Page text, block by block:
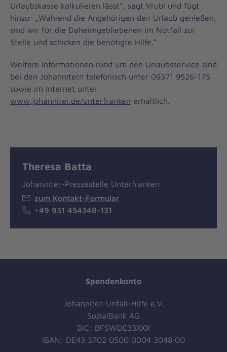
Urlaubskasse kalkulieren lässt“, sagt Vrubl und fügt
hinzu: „Während die Angehörigen den Urlaub genießen,
sind wir für die Daheimgebliebenen im Notfall zur
Stelle und schicken die benötigte Hilfe.“
Weitere Informationen rund um den Urlaubsservice sind
bei den Johannitern telefonisch unter 09371 9526-175
sowie im Internet unter
www.johanniter.de/unterfranken erhältlich.
Theresa Batta
Johanniter-Pressestelle Unterfranken
zum Kontakt-Formular
+49 931 454348-131
Spendenkonto
Johanniter-Unfall-Hilfe e.V.
SozialBank AG
BIC: BFSWDE33XXX
IBAN: DE43 3702 0500 0004 3048 00